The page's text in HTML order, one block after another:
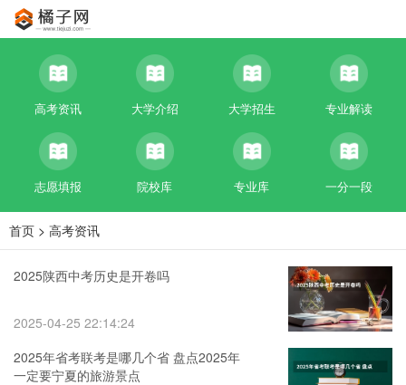
高考资讯 大学介绍 大学招生 专业解读
志愿填报 院校库 专业库 一分一段
首页 > 高考资讯
2025陕西中考历史是开卷吗
2025-04-25 22:14:24
2025年省考联考是哪几个省 盘点2025年
一定要宁夏的旅游景点